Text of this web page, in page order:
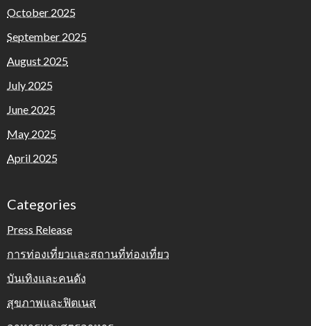
October 2025
September 2025
August 2025
July 2025
June 2025
May 2025
April 2025
Categories
Press Release
การท่องเที่ยวและสถานที่ท่องเที่ยว
บันเทิงและคนดัง
สุขภาพและฟิตเนส